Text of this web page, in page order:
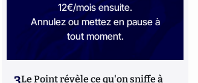
12€/mois ensuite.
Annulez ou mettez en pause à
tout moment.
Le Point révèle ce qu'on sniffe à